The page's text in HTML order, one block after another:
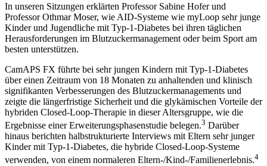
In unseren Sitzungen erklärten Professor Sabine Hofer und
Professor Othmar Moser, wie AID-Systeme wie myLoop sehr junge
Kinder und Jugendliche mit Typ-1-Diabetes bei ihren täglichen
Herausforderungen im Blutzuckermanagement oder beim Sport am
besten unterstützen.
CamAPS FX führte bei sehr jungen Kindern mit Typ-1-Diabetes
über einen Zeitraum von 18 Monaten zu anhaltenden und klinisch
signifikanten Verbesserungen des Blutzuckermanagements und
zeigte die längerfristige Sicherheit und die glykämischen Vorteile der
hybriden Closed-Loop-Therapie in dieser Altersgruppe, wie die
Ergebnisse einer Erweiterungsphasenstudie belegen.3 Darüber
hinaus berichten halbstrukturierte Interviews mit Eltern sehr junger
Kinder mit Typ-1-Diabetes, die hybride Closed-Loop-Systeme
verwenden, von einem normaleren Eltern-/Kind-/Familienerlebnis.4